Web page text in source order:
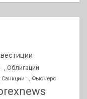
, Облигации
, Санкции , Фьючерс